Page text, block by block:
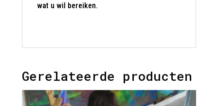
wat u wil bereiken.
Gerelateerde producten